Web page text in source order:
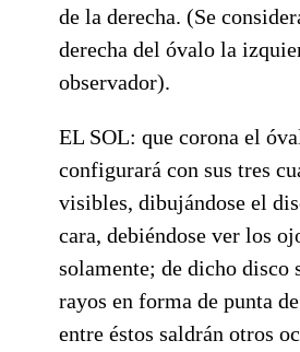
de la derecha. (Se
derecha del óvalo la
observador).
EL SOL: que corona el
configurará con sus tres
visibles, dibujándose el
cara, debiéndose ver los
solamente; de dicho disco
rayos en forma de punta
entre éstos saldrán otros